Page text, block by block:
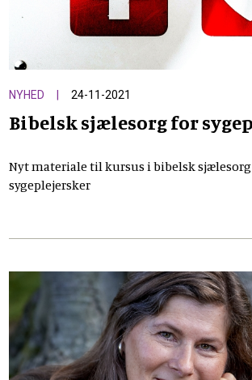
NYHED 24-11-2021
Bibelsk sjælesorg for
Nyt materiale til kursus i bibelsk
sygeplejersker